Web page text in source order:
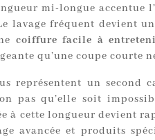
mi-longue accentue
lavage fréquent devient
coiffure facile à
qu’une coupe courte
représentent un second
pas qu’elle soit
à cette longueur devient
avancée et produits